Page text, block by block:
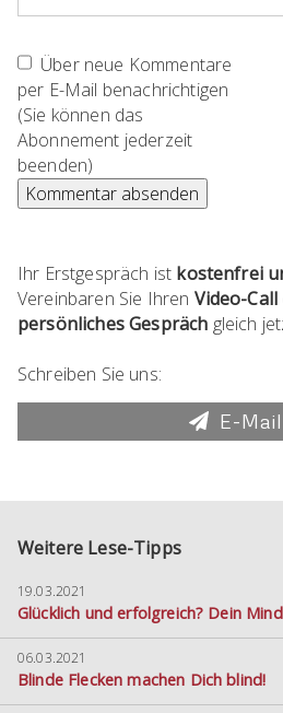
Über neue Kommentare
per E-Mail benachrichtigen
(Sie können das
Abonnement jederzeit
beenden)
Kommentar absenden
Ihr Erstgespräch ist kostenfrei
Vereinbaren Sie Ihren Video-Call
persönliches Gespräch gleich
Schreiben Sie uns:
E-Mail
Weitere Lese-Tipps
19.03.2021
Glücklich und erfolgreich? Dein
06.03.2021
Blinde Flecken machen Dich blind!